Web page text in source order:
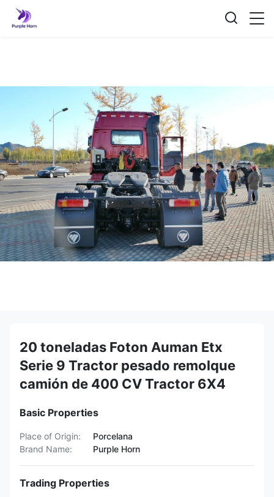
20 toneladas Foton Auman Etx
Serie 9 Tractor pesado remolque
camión de 400 CV Tractor 6X4
Basic Properties
Place of Origin:
Porcelana
Brand Name:
Purple Horn
Trading Properties